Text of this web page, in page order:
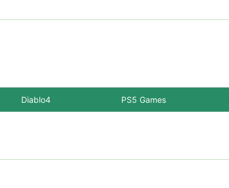
Diablo4 PS5 Games